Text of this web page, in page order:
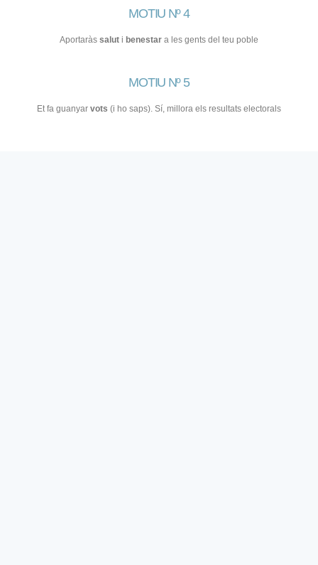
MOTIU Nº 4
Aportaràs salut i benestar a les gents del teu poble
MOTIU Nº 5
Et fa guanyar vots (i ho saps). Sí, millora els resultats electorals